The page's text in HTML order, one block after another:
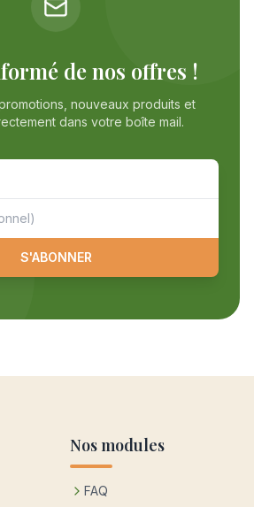
de nos offres !
nouveaux produits et
dans votre boîte mail.
S'ABONNER
Nos modules
FAQ